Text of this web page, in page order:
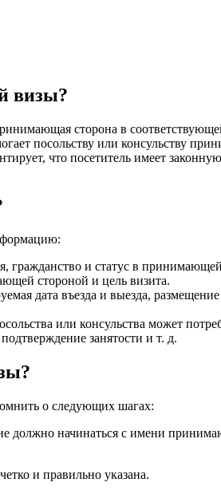
визы?
сторона в
посольству или консульству
что посетитель имеет
гражданство и статус в
стороной и цель визита.
дата въезда и выезда, размещение
или консульства может
занятости и т. д.
о следующих шагах:
должно начинаться с имени
и правильно указана.